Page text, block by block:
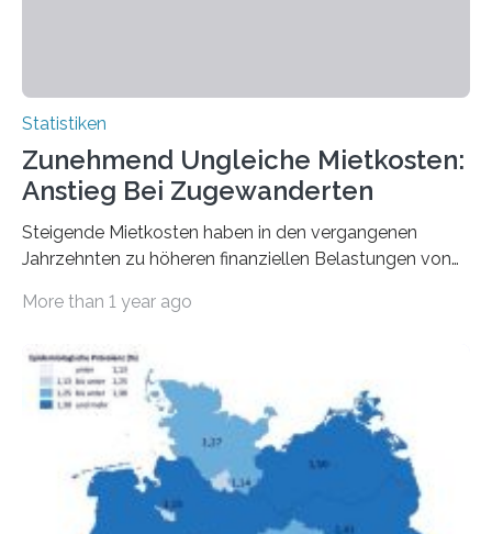
Statistiken
Zunehmend Ungleiche Mietkosten:
Anstieg Bei Zugewanderten
Steigende Mietkosten haben in den vergangenen
Jahrzehnten zu höheren finanziellen Belastungen von
Bundesinstitut für Bevölkerungsforschung (BiB)
gesamten Einkommen zwischen 1990 und 2020 für
unterschiedliche Einkommensgruppen sowie für in
Deutschland geborene Menschen und Zugewanderte
verändert hat. Das Ergebnis: Während Personen mit
hohen Einkommen (oberstes Quintil der Verteilung der
Nettoäquivalenzeinkommen) nur einen moderaten
Anstieg des Mietanteils am Gesamteinkommen
More than 1 year ago